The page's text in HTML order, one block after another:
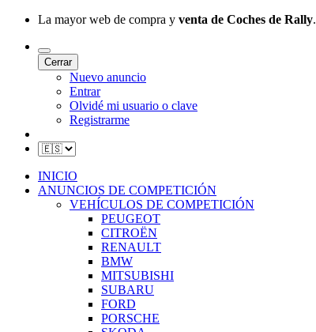
La mayor web de compra y venta de Coches de Rally.
Cerrar
Nuevo anuncio
Entrar
Olvidé mi usuario o clave
Registrarme
INICIO
ANUNCIOS DE COMPETICIÓN
VEHÍCULOS DE COMPETICIÓN
PEUGEOT
CITROËN
RENAULT
BMW
MITSUBISHI
SUBARU
FORD
PORSCHE